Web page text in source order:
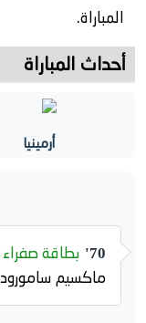
المباراة.
أحداث المباراة
أرمينيا
70'
بطاقة صفراء
ماكسيم